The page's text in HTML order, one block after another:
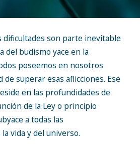
dificultades son parte inevitable
del budismo yace en la
poseemos en nosotros
de superar esas aflicciones. Ese
en las profundidades de
de la Ley o principio
a todas las
vida y del universo.